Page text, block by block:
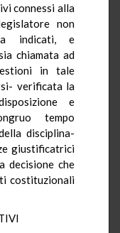
connessi alla
non
indicati, e
chiamata ad
in tale
verificata la
e
tempo
disciplina-
giustificatrici
decisione che
costituzionali